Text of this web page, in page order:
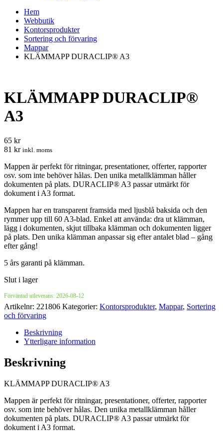
Hem
Webbutik
Kontorsprodukter
Sortering och förvaring
Mappar
KLÄMMAPP DURACLIP® A3
KLÄMMAPP DURACLIP®
A3
65 kr
81 kr inkl. moms
Mappen är perfekt för ritningar, presentationer, offerter, rapporter
osv. som inte behöver hålas. Den unika metallklämman håller
dokumenten på plats. DURACLIP® A3 passar utmärkt för
dokument i A3 format.
Mappen har en transparent framsida med ljusblå baksida och den
rymmer upp till 60 A3-blad. Enkel att använda: dra ut klämman,
lägg i dokumenten, skjut tillbaka klämman och dokumenten ligger
på plats. Den unika klämman anpassar sig efter antalet blad – gång
efter gång!
5 års garanti på klämman.
Slut i lager
Förväntad utleverans: 2026-08-12
Artikelnr: 221806 Kategorier: Kontorsprodukter, Mappar, Sortering
och förvaring
Beskrivning
Ytterligare information
Beskrivning
KLÄMMAPP DURACLIP® A3
Mappen är perfekt för ritningar, presentationer, offerter, rapporter
osv. som inte behöver hålas. Den unika metallklämman håller
dokumenten på plats. DURACLIP® A3 passar utmärkt för
dokument i A3 format.